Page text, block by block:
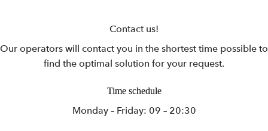
Contact us!
Our operators will contact you in the shortest time possible to
find the optimal solution for your request.
Time schedule
Monday – Friday: 09 – 20:30